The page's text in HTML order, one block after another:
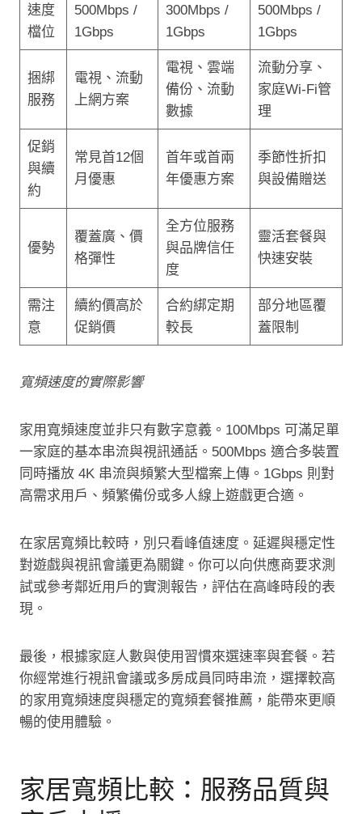
速度
檔位
500Mbps /
1Gbps
300Mbps /
1Gbps
500Mbps /
1Gbps
捆綁
服務
電視、流動
上網方案
電視、雲端
備份、流動
數據
流動分享、
家庭Wi‑Fi管
理
促銷
與續
約
常見首12個
月優惠
首年或首兩
年優惠方案
季節性折扣
與設備贈送
優勢
覆蓋廣、價
格彈性
全方位服務
與品牌信任
度
靈活套餐與
快速安裝
需注
意
續約價高於
促銷價
合約綁定期
較長
部分地區覆
蓋限制
寬頻速度的實際影響
家用寬頻速度並非只有數字意義。100Mbps 可滿足單
一家庭的基本串流與視訊通話。500Mbps 適合多裝置
同時播放 4K 串流與頻繁大型檔案上傳。1Gbps 則對
高需求用戶、頻繁備份或多人線上遊戲更合適。
在家居寬頻比較時，別只看峰值速度。延遲與穩定性
對遊戲與視訊會議更為關鍵。你可以向供應商要求測
試或參考鄰近用戶的實測報告，評估在高峰時段的表
現。
最後，根據家庭人數與使用習慣來選速率與套餐。若
你經常進行視訊會議或多房成員同時串流，選擇較高
的家用寬頻速度與穩定的寬頻套餐推薦，能帶來更順
暢的使用體驗。
家居寬頻比較：服務品質與